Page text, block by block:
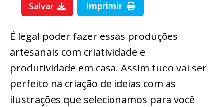
Salvar Imprimir
É legal poder fazer essas produções
artesanais com criatividade e
produtividade em casa. Assim tudo vai ser
perfeito na criação de ideias com as
ilustrações que selecionamos para você